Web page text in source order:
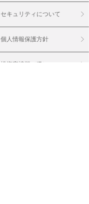
セキュリティについて
個人情報保護方針
投資家情報（IR）